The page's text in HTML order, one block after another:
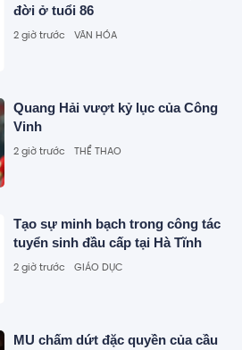
đời ở tuổi 86
2 giờ trước VĂN HÓA
Quang Hải vượt kỷ lục của Công
Vinh
2 giờ trước THỂ THAO
Tạo sự minh bạch trong công tác
tuyển sinh đầu cấp tại Hà Tĩnh
2 giờ trước GIÁO DỤC
MU chấm dứt đặc quyền của cầu